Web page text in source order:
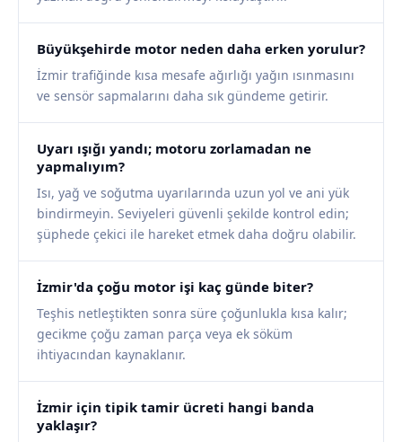
Büyükşehirde motor neden daha erken yorulur?
İzmir trafiğinde kısa mesafe ağırlığı yağın ısınmasını
ve sensör sapmalarını daha sık gündeme getirir.
Uyarı ışığı yandı; motoru zorlamadan ne
yapmalıyım?
Isı, yağ ve soğutma uyarılarında uzun yol ve ani yük
bindirmeyin. Seviyeleri güvenli şekilde kontrol edin;
şüphede çekici ile hareket etmek daha doğru olabilir.
İzmir'da çoğu motor işi kaç günde biter?
Teşhis netleştikten sonra süre çoğunlukla kısa kalır;
gecikme çoğu zaman parça veya ek söküm
ihtiyacından kaynaklanır.
İzmir için tipik tamir ücreti hangi banda
yaklaşır?